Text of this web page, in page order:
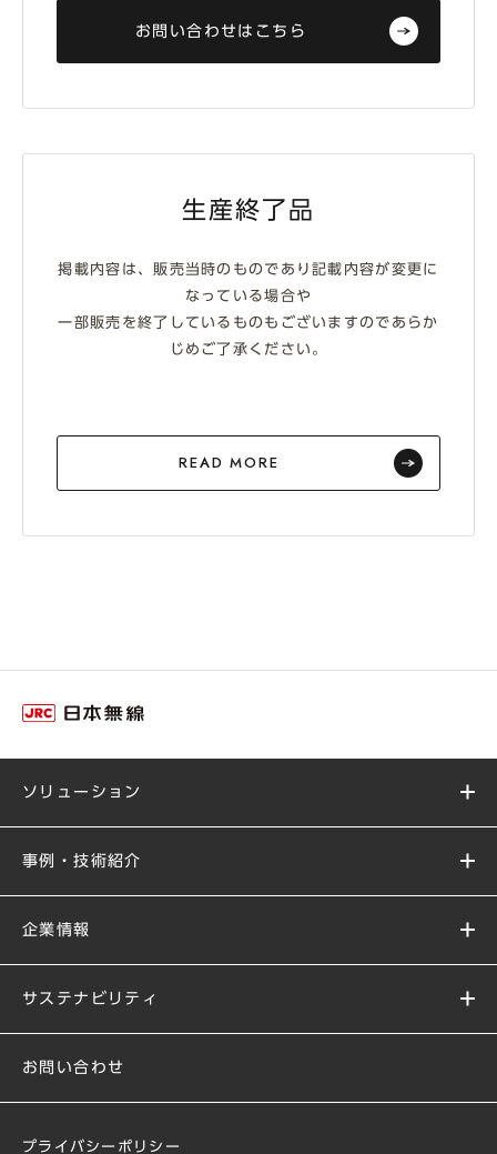
お問い合わせはこちら
生産終了品
掲載内容は、販売当時のものであり記載内容が変更に
なっている場合や
一部販売を終了しているものもございますのであらか
じめご了承ください。
READ MORE
ソリューション
事例・技術紹介
企業情報
サステナビリティ
お問い合わせ
プライバシーポリシー